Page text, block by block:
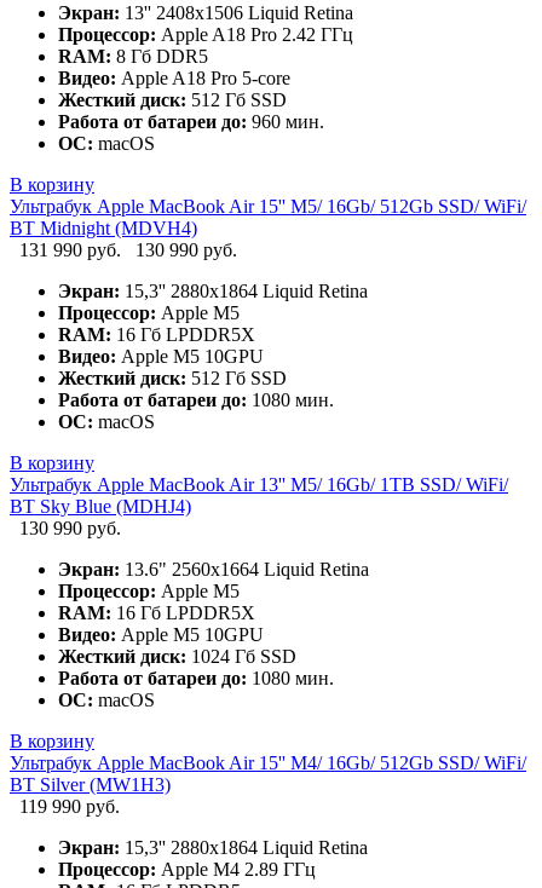
Экран: 13'' 2408x1506 Liquid Retina
Процессор: Apple A18 Pro 2.42 ГГц
RAM: 8 Гб DDR5
Видео: Apple A18 Pro 5-core
Жесткий диск: 512 Гб SSD
Работа от батареи до: 960 мин.
ОС: macOS
В корзину
Ультрабук Apple MacBook Air 15'' M5/ 16Gb/ 512Gb SSD/ WiFi/
BT Midnight (MDVH4)
131 990 руб.
130 990 руб.
Экран: 15,3'' 2880x1864 Liquid Retina
Процессор: Apple M5
RAM: 16 Гб LPDDR5X
Видео: Apple M5 10GPU
Жесткий диск: 512 Гб SSD
Работа от батареи до: 1080 мин.
ОС: macOS
В корзину
Ультрабук Apple MacBook Air 13'' M5/ 16Gb/ 1TB SSD/ WiFi/
BT Sky Blue (MDHJ4)
130 990 руб.
Экран: 13.6" 2560x1664 Liquid Retina
Процессор: Apple M5
RAM: 16 Гб LPDDR5X
Видео: Apple M5 10GPU
Жесткий диск: 1024 Гб SSD
Работа от батареи до: 1080 мин.
ОС: macOS
В корзину
Ультрабук Apple MacBook Air 15'' M4/ 16Gb/ 512Gb SSD/ WiFi/
BT Silver (MW1H3)
119 990 руб.
Экран: 15,3'' 2880x1864 Liquid Retina
Процессор: Apple M4 2.89 ГГц